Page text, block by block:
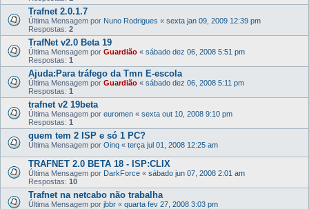
Trafnet 2.0.1.7
Última Mensagem por Nuno Rodrigues « sexta jan 09, 2009 12:39 pm
Respostas: 2
TrafNet v2.0 Beta 19
Última Mensagem por Guardião « sábado dez 06, 2008 5:51 pm
Respostas: 1
Ajuda:Para tráfego da Tmn E-escola
Última Mensagem por Guardião « sábado dez 06, 2008 5:11 pm
Respostas: 1
trafnet v2 19beta
Última Mensagem por euromen « sexta out 10, 2008 9:10 pm
Respostas: 1
quem tem 2 ISP e só 1 PC?
Última Mensagem por Oinq « terça jul 01, 2008 12:25 am
TRAFNET 2.0 BETA 18 - ISP:CLIX
Última Mensagem por DarkForce « sábado jun 07, 2008 2:01 am
Respostas: 10
Trafnet na netcabo não trabalha
Última Mensagem por jbbr « quarta fev 27, 2008 3:03 pm